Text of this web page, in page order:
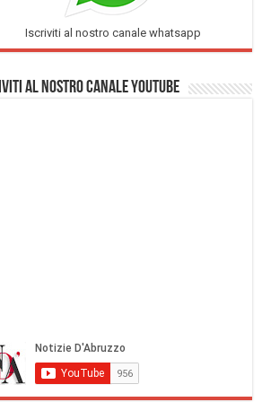
Iscriviti al nostro canale whatsapp
al nostro Canale Youtube